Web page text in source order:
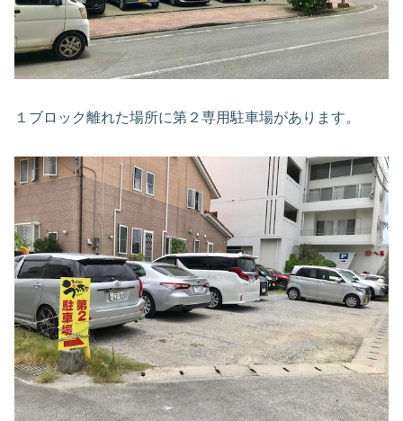
１ブロック離れた場所に第２専用駐車場があります。